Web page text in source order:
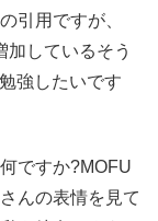
引用ですが、
加しているそう
強したいです
ですか?MOFU
んの表情を見て